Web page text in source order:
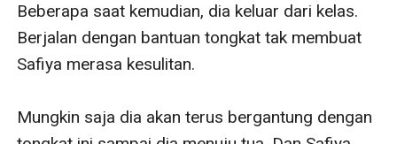
Beberapa saat kemudian, dia keluar dari kelas.
Berjalan dengan bantuan tongkat tak membuat
Safiya merasa kesulitan.
Mungkin saja dia akan terus bergantung dengan